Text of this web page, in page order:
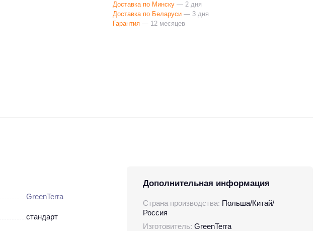
Доставка по Минску— 2 дня
Доставка по Беларуси— 3 дня
Гарантия— 12 месяцев
GreenTerra
стандарт
Дополнительная информация
Страна производства: Польша/Китай/
Россия
Изготовитель: GreenTerra